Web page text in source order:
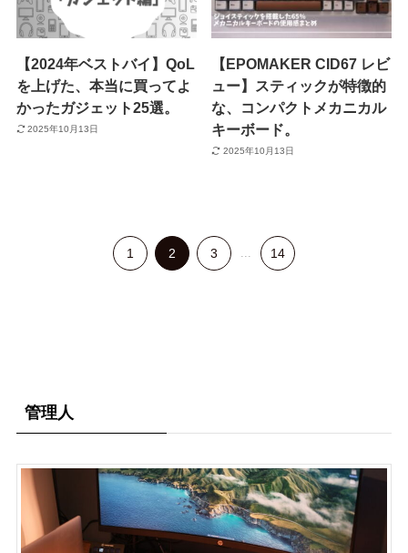
【2024年ベストバイ】QoL
を上げた、本当に買ってよ
かったガジェット25選。
2025年10月13日
【EPOMAKER CID67 レビ
ュー】スティックが特徴的
な、コンパクトメカニカル
キーボード。
2025年10月13日
1 2 3 ... 14
管理人